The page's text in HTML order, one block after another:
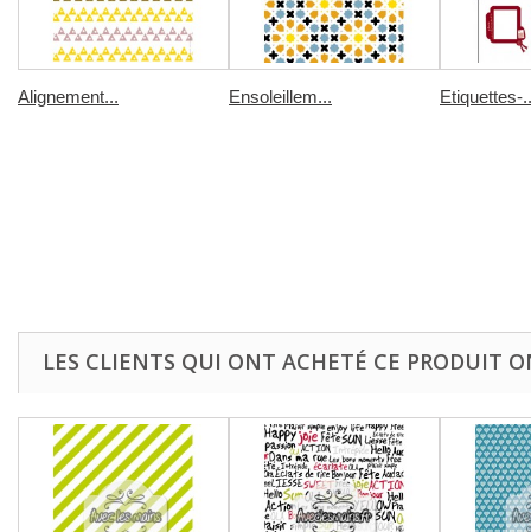
Alignement... Ensoleillem... Etiquettes-
LES CLIENTS QUI ONT ACHETÉ CE PRODUIT